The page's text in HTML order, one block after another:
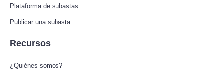
Plataforma de subastas
Publicar una subasta
Recursos
¿Quiénes somos?